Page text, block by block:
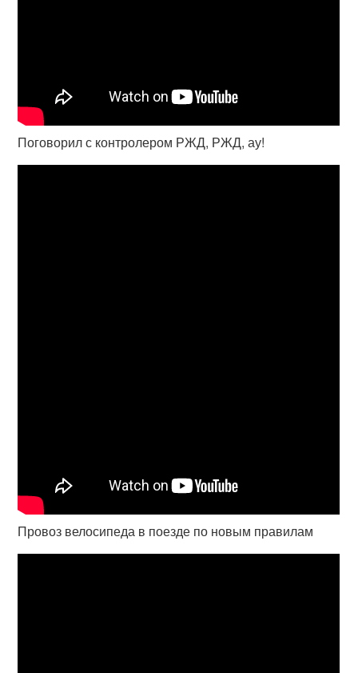
Поговорил с контролером РЖД, РЖД, ау!
Провоз велосипеда в поезде по новым правилам